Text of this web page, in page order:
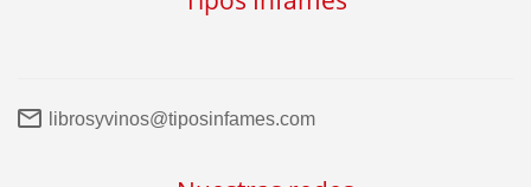
librosyvinos@tiposinfames.com